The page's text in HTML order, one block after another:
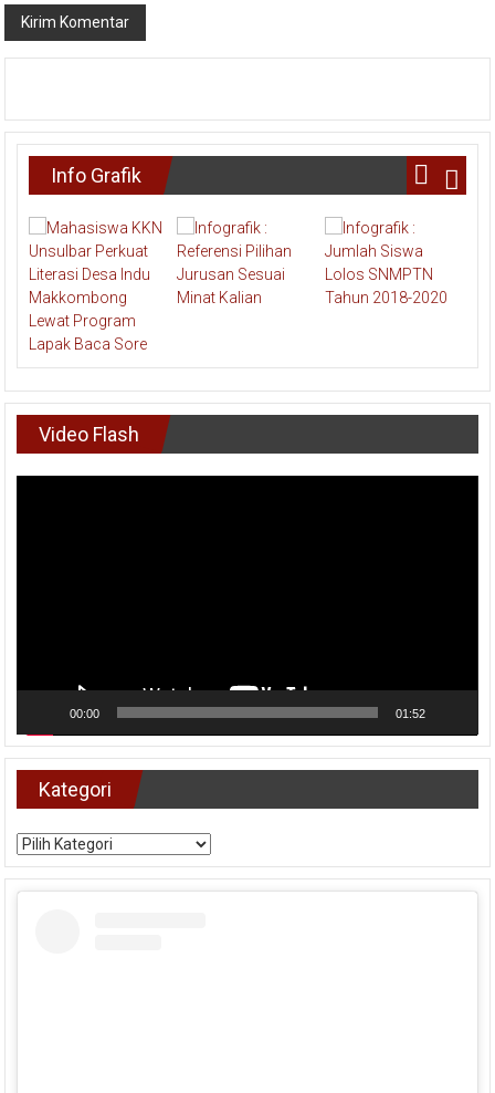
Info Grafik
Video Flash
00:00 01:52
Kategori